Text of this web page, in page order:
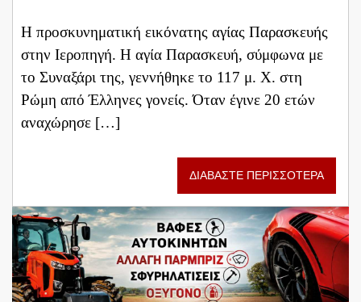
Η προσκυνηματική εικόνατης αγίας Παρασκευής
στην Ιεροπηγή. Η αγία Παρασκευή, σύμφωνα με
το Συναξάρι της, γεννήθηκε το 117 μ. Χ. στη
Ρώμη από Έλληνες γονείς. Όταν έγινε 20 ετών
αναχώρησε […]
ΔΙΑΒΑΣΤΕ ΠΕΡΙΣΣΟΤΕΡΑ